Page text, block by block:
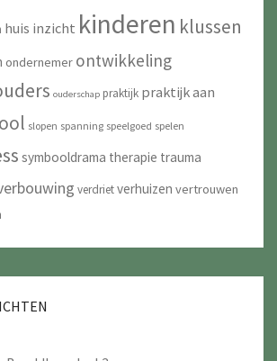
huis inzicht kinderen klussen
ondernemer ontwikkeling
ouderschap praktijk praktijk aan
slopen spanning speelgoed spelen
symbooldrama therapie trauma
verdrietverhuizen vertrouwen